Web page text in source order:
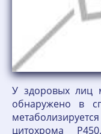
У здоровых лиц
обнаружено в
цитохрома